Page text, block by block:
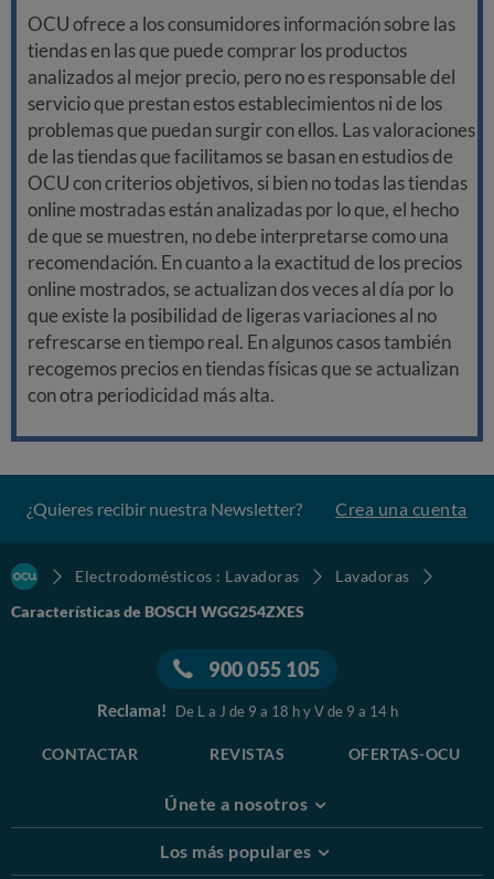
OCU ofrece a los consumidores información sobre las
tiendas en las que puede comprar los productos
analizados al mejor precio, pero no es responsable del
servicio que prestan estos establecimientos ni de los
problemas que puedan surgir con ellos. Las valoraciones
de las tiendas que facilitamos se basan en estudios de
OCU con criterios objetivos, si bien no todas las tiendas
online mostradas están analizadas por lo que, el hecho
de que se muestren, no debe interpretarse como una
recomendación. En cuanto a la exactitud de los precios
online mostrados, se actualizan dos veces al día por lo
que existe la posibilidad de ligeras variaciones al no
refrescarse en tiempo real. En algunos casos también
recogemos precios en tiendas físicas que se actualizan
con otra periodicidad más alta.
¿Quieres recibir nuestra Newsletter? Crea una cuenta
Electrodomésticos : Lavadoras
Lavadoras
Características de BOSCH WGG254ZXES
900 055 105
Reclama! De L a J de 9 a 18 h y V de 9 a 14 h
CONTACTAR REVISTAS OFERTAS-OCU
Únete a nosotros
Los más populares